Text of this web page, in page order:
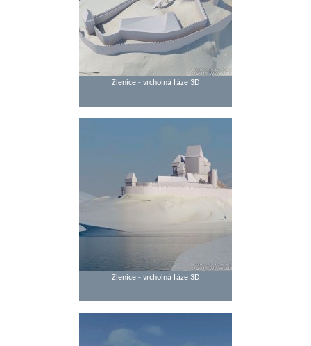
Zlenice - vrcholná fáze 3D
Zlenice - vrcholná fáze 3D